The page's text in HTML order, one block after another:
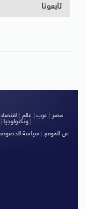
تابعونا
مصر عرب عالم اقتصاد
وتكنولوجيا|
|
عن الموقع
سياسة